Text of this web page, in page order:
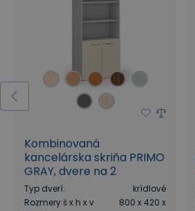
Kombinovaná
kancelárska skriňa PRIMO
GRAY, dvere na 2
poschodia, 800 x 420 x
1781 mm
Typ dverí:
krídlové
Rozmery š x h x v
800 x 420 x